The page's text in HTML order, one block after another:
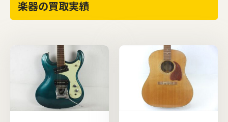
楽器の買取実績